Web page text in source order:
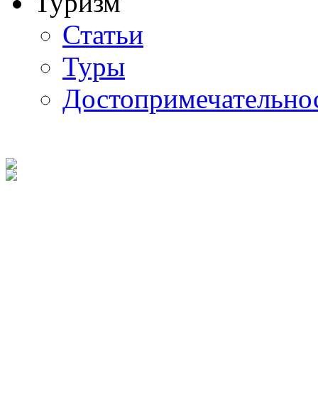
Статьи
Туры